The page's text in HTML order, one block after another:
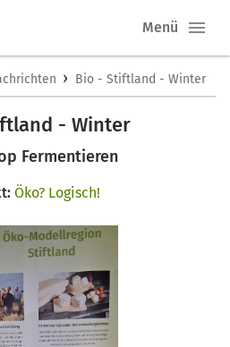
Menü
› Bio - Stiftland - Winter
- Winter
Fermentieren
Öko? Logisch!